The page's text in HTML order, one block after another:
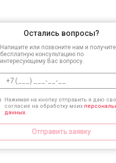
Остались вопросы?
Напишите или позвоните нам и получите
бесплатную консультацию по
интересующему Вас вопросу.
Нажимая на кнопку отправить я даю
согласие на обработку моих
данных.
Отправить заявку